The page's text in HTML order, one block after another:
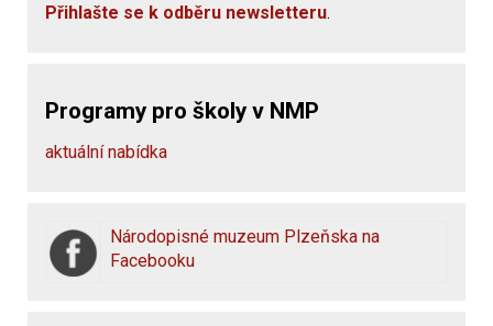
Přihlašte se k odběru newsletteru.
Programy pro školy v NMP
aktuální nabídka
Národopisné muzeum Plzeňska na
Facebooku